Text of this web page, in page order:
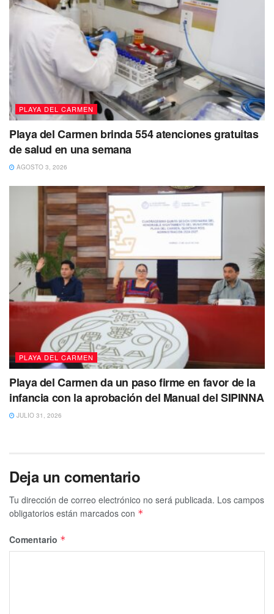
PLAYA DEL CARMEN
Playa del Carmen brinda 554 atenciones gratuitas
de salud en una semana
AGOSTO 3, 2026
PLAYA DEL CARMEN
Playa del Carmen da un paso firme en favor de la
infancia con la aprobación del Manual del SIPINNA
JULIO 31, 2026
Deja un comentario
Tu dirección de correo electrónico no será publicada. Los campos
obligatorios están marcados con *
Comentario *